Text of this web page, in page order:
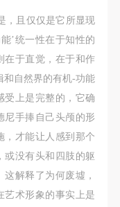
，且仅仅是它所显现
’统一性在于知性的
在于直觉，在于和作
和自然界的有机-功能
受上是完整的，它确
尼手捧自己头颅的形
，才能让人感到那个
或没有头和四肢的躯
解释了为何废墟，
艺术形象的事实上是